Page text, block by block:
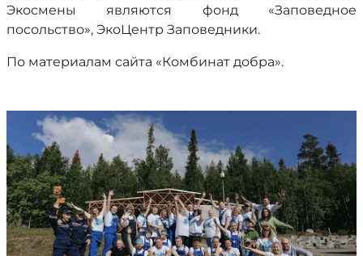
Экосмены являются фонд «Заповедное
посольство», ЭкоЦентр Заповедники.
По материалам сайта «Комбинат добра».